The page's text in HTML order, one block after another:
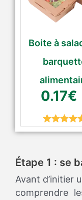
Boite à
0.17€
Rated5.00
Étape 1 : se
Avant d’initier
comprendre